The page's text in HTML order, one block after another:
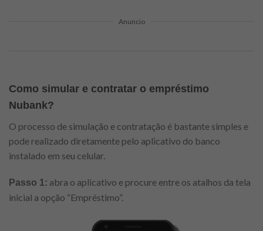
Anuncio
Como simular e contratar o empréstimo
Nubank?
O processo de simulação e contratação é bastante simples e
pode realizado diretamente pelo aplicativo do banco
instalado em seu celular.
Passo 1: abra o aplicativo e procure entre os atalhos da tela
inicial a opção “Empréstimo”.